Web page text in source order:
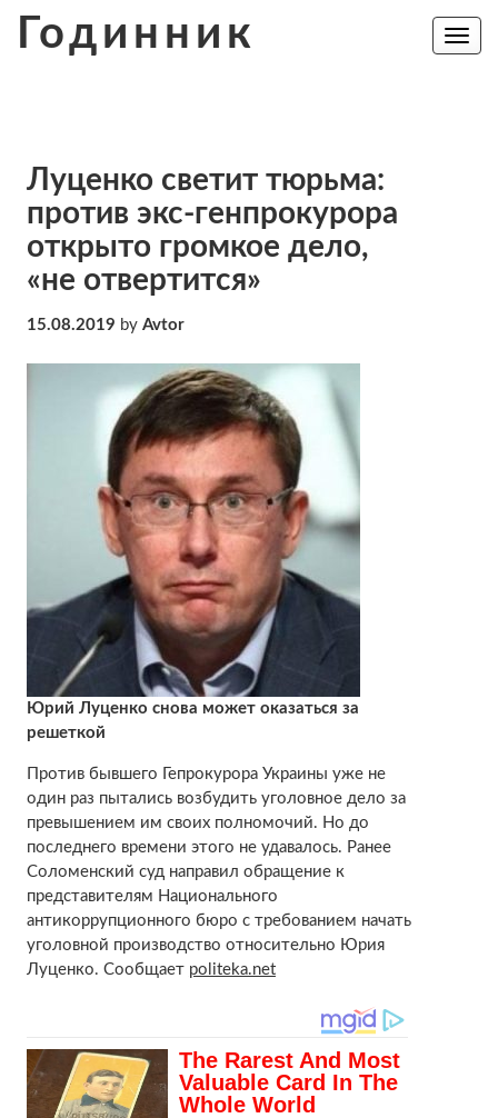
Годинник
Toggle
Луценко светит тюрьма:
против экс-генпрокурора
открыто громкое дело,
«не отвертится»
15.08.2019 by Avtor
Юрий Луценко снова может оказаться за
решеткой
Против бывшего Гепрокурора Украины уже не
один раз пытались возбудить уголовное дело за
превышением им своих полномочий. Но до
последнего времени этого не удавалось. Ранее
Соломенский суд направил обращение к
представителям Национального
антикоррупционного бюро с требованием начать
уголовной производство относительно Юрия
Луценко. Сообщает politeka.net